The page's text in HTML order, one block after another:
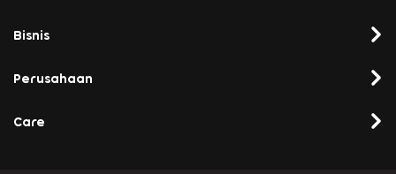
Bisnis
Perusahaan
Care